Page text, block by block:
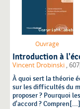
Ouvrage
Introduction à
Vincent Drobinski ,
À quoi sert la théorie
sur les difficultés du
proposer ? Pourquoi
d'accord ? Compren[...]